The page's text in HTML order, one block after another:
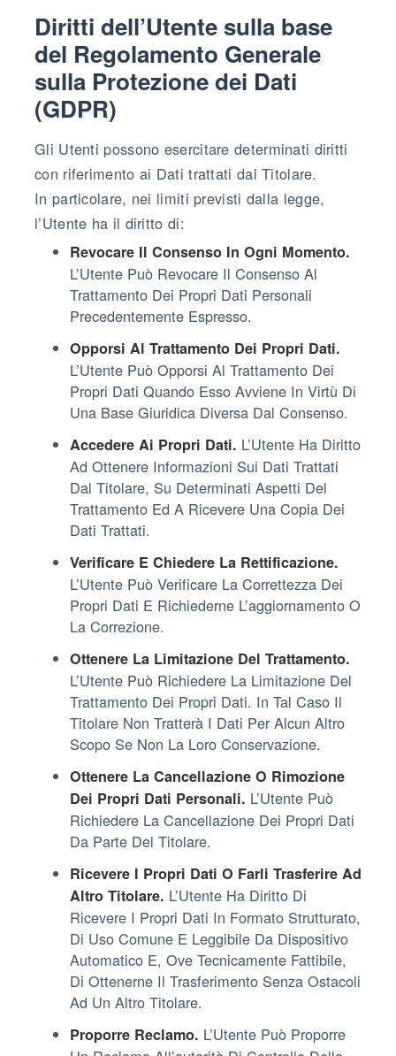
Diritti dell’Utente sulla base
del Regolamento Generale
sulla Protezione dei Dati
(GDPR)
Gli Utenti possono esercitare determinati diritti
con riferimento ai Dati trattati dal Titolare.
In particolare, nei limiti previsti dalla legge,
l’Utente ha il diritto di:
Revocare Il Consenso In Ogni Momento.
L’Utente Può Revocare Il Consenso Al
Trattamento Dei Propri Dati Personali
Precedentemente Espresso.
Opporsi Al Trattamento Dei Propri Dati.
L’Utente Può Opporsi Al Trattamento Dei
Propri Dati Quando Esso Avviene In Virtù Di
Una Base Giuridica Diversa Dal Consenso.
Accedere Ai Propri Dati. L’Utente Ha Diritto
Ad Ottenere Informazioni Sui Dati Trattati
Dal Titolare, Su Determinati Aspetti Del
Trattamento Ed A Ricevere Una Copia Dei
Dati Trattati.
Verificare E Chiedere La Rettificazione.
L’Utente Può Verificare La Correttezza Dei
Propri Dati E Richiederne L’aggiornamento O
La Correzione.
Ottenere La Limitazione Del Trattamento.
L’Utente Può Richiedere La Limitazione Del
Trattamento Dei Propri Dati. In Tal Caso Il
Titolare Non Tratterà I Dati Per Alcun Altro
Scopo Se Non La Loro Conservazione.
Ottenere La Cancellazione O Rimozione
Dei Propri Dati Personali. L’Utente Può
Richiedere La Cancellazione Dei Propri Dati
Da Parte Del Titolare.
Ricevere I Propri Dati O Farli Trasferire Ad
Altro Titolare. L’Utente Ha Diritto Di
Ricevere I Propri Dati In Formato Strutturato,
Di Uso Comune E Leggibile Da Dispositivo
Automatico E, Ove Tecnicamente Fattibile,
Di Ottenerne Il Trasferimento Senza Ostacoli
Ad Un Altro Titolare.
Proporre Reclamo. L’Utente Può Proporre